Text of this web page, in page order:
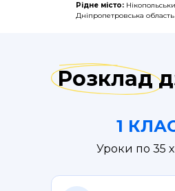
Дивитись освітню
Рідне місто:
Дніпропетровська область
Розклад
1
Уроки по 35